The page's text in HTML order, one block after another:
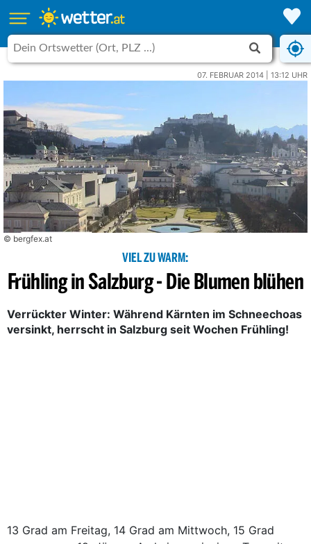
07. FEBRUAR 2014 | 13:12 UHR
© bergfex.at
VIEL ZU WARM:
Frühling in Salzburg - Die Blumen blühen
Verrückter Winter: Während Kärnten im Schneechoas
versinkt, herrscht in Salzburg seit Wochen Frühling!
13 Grad am Freitag, 14 Grad am Mittwoch, 15 Grad